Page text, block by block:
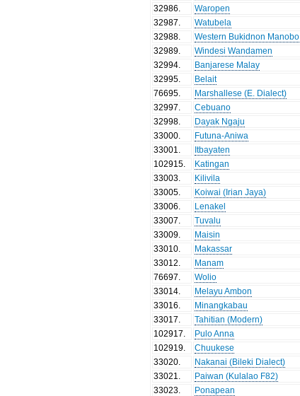
32986
Waropen
32987
Watubela
32988
Western Bukidnon Manobo
32989
Windesi Wandamen
32994
Banjarese Malay
32995
Belait
76695
Marshallese (E. Dialect)
32997
Cebuano
32998
Dayak Ngaju
33000
Futuna-Aniwa
33001
Itbayaten
102915
Katingan
33003
Kilivila
33005
Koiwai (Irian Jaya)
33006
Lenakel
33007
Tuvalu
33009
Maisin
33010
Makassar
33012
Manam
76697
Wolio
33014
Melayu Ambon
33016
Minangkabau
33017
Tahitian (Modern)
102917
Pulo Anna
102919
Chuukese
33020
Nakanai (Bileki Dialect)
33021
Paiwan (Kulalao F82)
33023
Ponapean